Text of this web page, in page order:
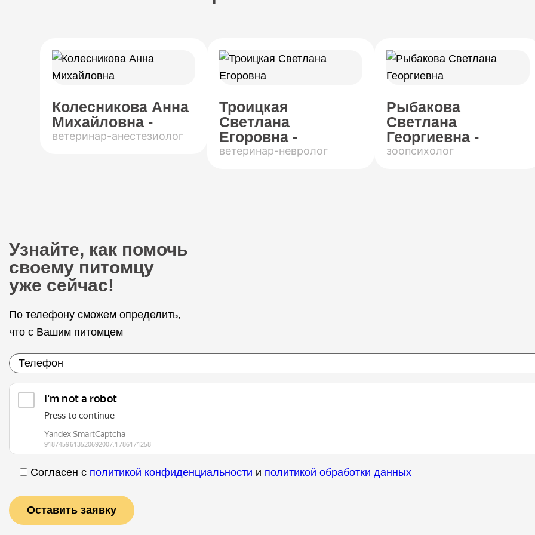
Колесникова Анна
Михайловна -
ветеринар-анестезиолог
Троицкая
Светлана
Егоровна -
ветеринар-невролог
Рыбакова
Светлана
Георгиевна -
зоопсихолог
Узнайте, как помочь
своему питомцу
уже сейчас!
По телефону сможем определить,
что с Вашим питомцем
Согласен с политикой конфиденциальности и политикой обработки данных